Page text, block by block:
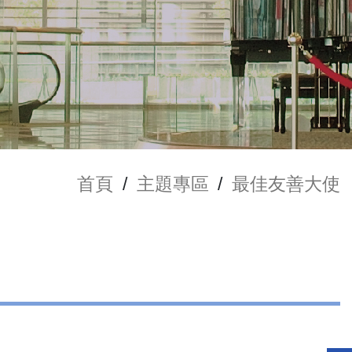
首頁 / 主題專區 / 最佳友善大使